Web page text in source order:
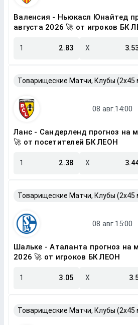
Валенсия - Ньюкасл Юнайтед
августа 2026 🚀 от игроков БК
1 2.83 X
Ланс - Сандерленд прогноз на
🚀 от посетителей БК ЛЕОН
1 2.38 X
Шальке - Аталанта прогноз на
2026 🚀 от игроков БК ЛЕОН
1 3.05 X